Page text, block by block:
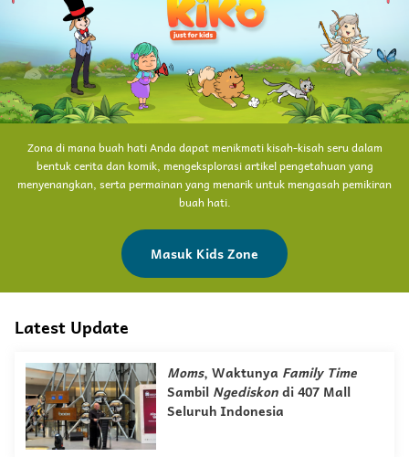
Zona di mana buah hati Anda dapat menikmati kisah-kisah seru dalam
bentuk cerita dan komik, mengeksplorasi artikel pengetahuan yang
menyenangkan, serta permainan yang menarik untuk mengasah pemikiran
buah hati.
Masuk Kids Zone
Latest Update
Moms, Waktunya Family Time
Sambil Ngediskondi 407 Mall
Seluruh Indonesia